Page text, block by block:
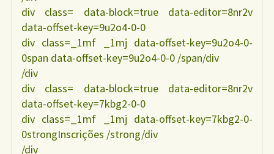
div class= data-block=true data-editor=8nr2v
data-offset-key=9u2o4-0-0
div class=_1mf _1mj data-offset-key=9u2o4-0-
0span data-offset-key=9u2o4-0-0 /span/div
/div
div class= data-block=true data-editor=8nr2v
data-offset-key=7kbg2-0-0
div class=_1mf _1mj data-offset-key=7kbg2-0-
0strongInscrições /strong/div
/div